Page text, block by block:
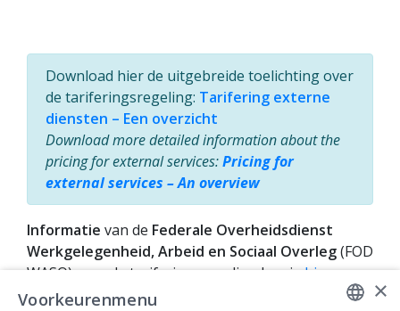
Download hier de uitgebreide toelichting over
de tariferingsregeling: Tarifering externe
diensten – Een overzicht
Download more detailed information about the
pricing for external services:Pricing for
external services – An overview
Informatie van de Federale Overheidsdienst
Werkgelegenheid, Arbeid en Sociaal Overleg(FOD
WASO) over de tariferingsregeling kan jehier
vinden.
×
Voorkeurenmenu